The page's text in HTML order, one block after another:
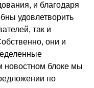
и благодаря
удовлетворить
так и
они и
новостном блоке мы
по